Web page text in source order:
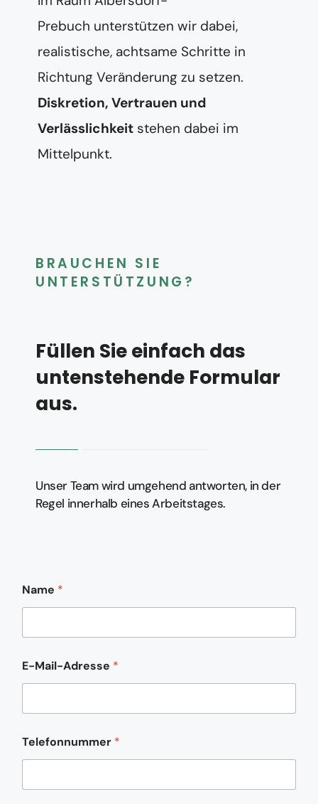
Prebuch unterstützen wir dabei,
realistische, achtsame Schritte in
Richtung Veränderung zu setzen.
Diskretion, Vertrauen und
Verlässlichkeit stehen dabei im
Mittelpunkt.
BRAUCHEN SIE
UNTERSTÜTZUNG?
Füllen Sie einfach das
untenstehende Formular
aus.
Unser Team wird umgehend antworten, in der
Regel innerhalb eines Arbeitstages.
Name *
E-Mail-Adresse *
Telefonnummer *